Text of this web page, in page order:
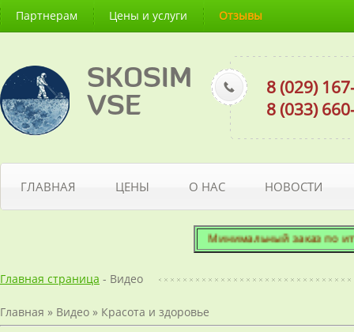
Партнерам Цены и услуги Отзывы
SKOSIM
VSE
8 (029)
8 (033)
ГЛАВНАЯ ЦЕНЫ О НАС НОВОСТИ
Минимальный заказ по
Главная страница - Видео
Главная » Видео » Красота и здоровье